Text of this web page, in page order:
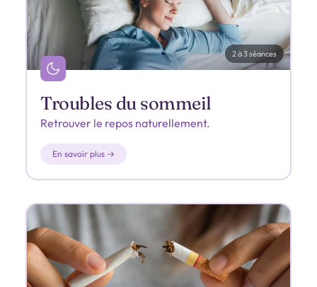
2 à 3 séances
Troubles du sommeil
Retrouver le repos naturellement.
En savoir plus →